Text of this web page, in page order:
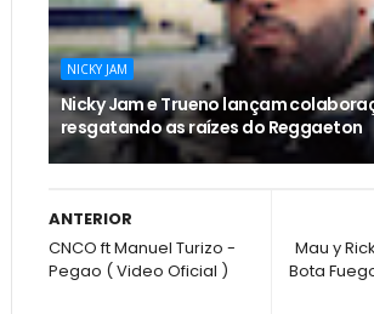
NICKY JAM
Nicky Jam e Trueno lançam
resgatando as raízes do Reggaeton
Mau y
Bota
ANTERIOR
CNCO ft Manuel Turizo -
Pegao ( Video Oficial )